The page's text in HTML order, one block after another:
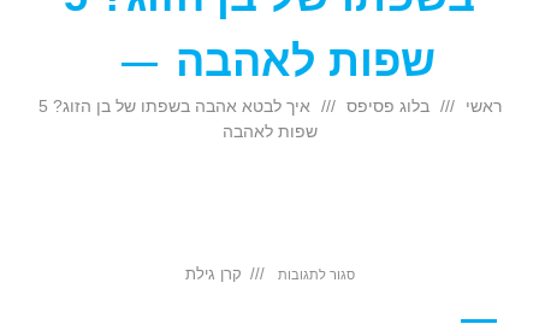
שפות לאהבה
ראשי בלוג פסיפס
איך לבטא אהבה בשפתו של בן הזוג? 5
שפות לאהבה
סגור לתגובות קרן גילת